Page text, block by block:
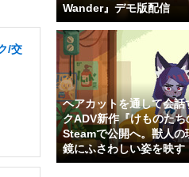
/交
Wander』デモ版配信
ヘアカットを通して会
クADV新作『けものた
Steamで公開へ。獣人の
鏡にふさわしい姿を映す